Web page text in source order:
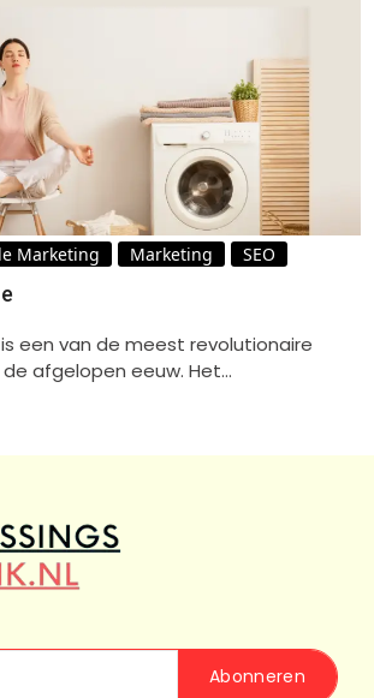
Marketing Marketing SEO
een van de meest revolutionaire
afgelopen eeuw. Het…
Abonneren